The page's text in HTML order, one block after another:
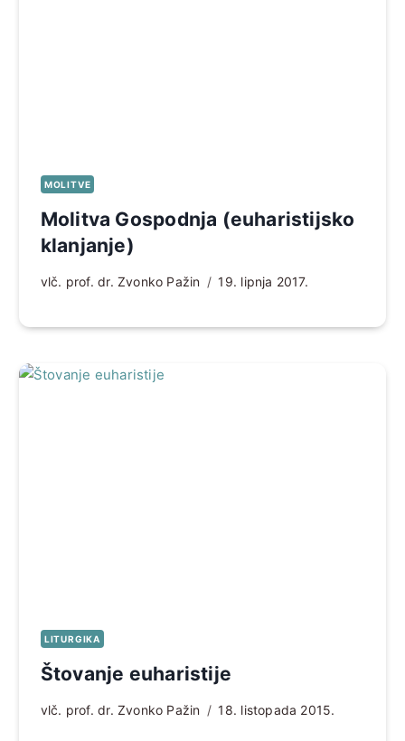
MOLITVE
Molitva Gospodnja (euharistijsko
klanjanje)
vlč. prof. dr. Zvonko Pažin 19. lipnja 2017.
LITURGIKA
Štovanje euharistije
vlč. prof. dr. Zvonko Pažin 18. listopada 2015.